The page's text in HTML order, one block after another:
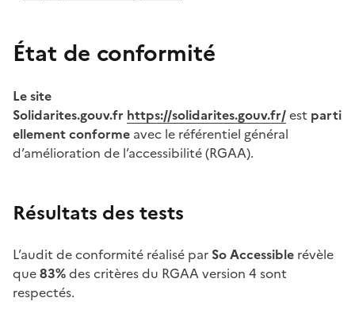
État de conformité
Le site
Solidarites.gouv.fr https://solidarites.gouv.fr/est parti
ellement conforme avec le référentiel général
d’amélioration de l’accessibilité (RGAA).
Résultats des tests
L’audit de conformité réalisé par So Accessible révèle
que83%des critères du RGAA version 4 sont
respectés.